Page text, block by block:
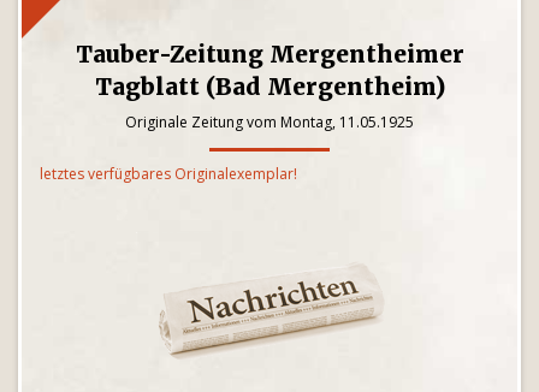
Tauber-Zeitung Mergentheimer
Tagblatt (Bad Mergentheim)
Originale Zeitung vom Montag, 11.05.1925
letztes verfügbares Originalexemplar!